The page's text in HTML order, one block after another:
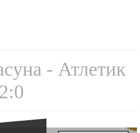
- Атлетик